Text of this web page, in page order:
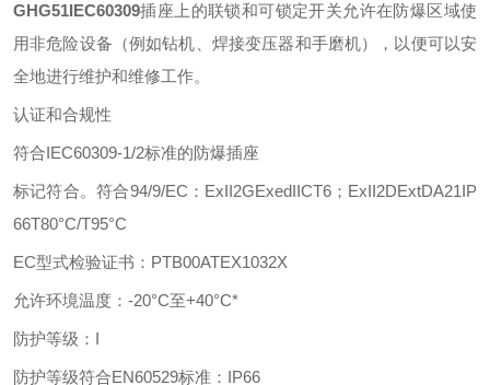
GHG51IEC60309插座上的联锁和可锁定开关允许在防爆区域使
用非危险设备（例如钻机、焊接变压器和手磨机），以便可以安
全地进行维护和维修工作。
认证和合规性
符合IEC60309-1/2标准的防爆插座
标记符合。符合94/9/EC：ExII2GExedIICT6；ExII2DExtDA21IP
66T80°C/T95°C
EC型式检验证书：PTB00ATEX1032X
允许环境温度： -20°C至+40°C*
防护等级： I
防护等级符合EN60529标准：IP66